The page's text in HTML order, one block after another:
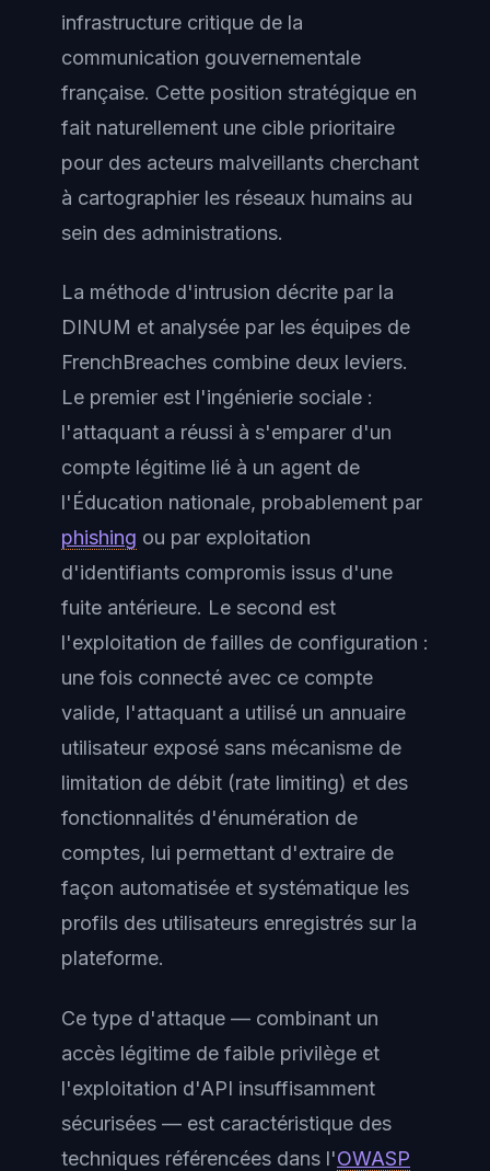
infrastructure critique de la
communication gouvernementale
française. Cette position stratégique en
fait naturellement une cible prioritaire
pour des acteurs malveillants cherchant
à cartographier les réseaux humains au
sein des administrations.
La méthode d'intrusion décrite par la
DINUM et analysée par les équipes de
FrenchBreaches combine deux leviers.
Le premier est l'ingénierie sociale :
l'attaquant a réussi à s'emparer d'un
compte légitime lié à un agent de
l'Éducation nationale, probablement par
phishing ou par exploitation
d'identifiants compromis issus d'une
fuite antérieure. Le second est
l'exploitation de failles de configuration :
une fois connecté avec ce compte
valide, l'attaquant a utilisé un annuaire
utilisateur exposé sans mécanisme de
limitation de débit (rate limiting) et des
fonctionnalités d'énumération de
comptes, lui permettant d'extraire de
façon automatisée et systématique les
profils des utilisateurs enregistrés sur la
plateforme.
Ce type d'attaque — combinant un
accès légitime de faible privilège et
l'exploitation d'API insuffisamment
sécurisées — est caractéristique des
techniques référencées dans l'OWASP